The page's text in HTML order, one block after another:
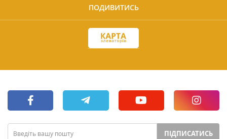
ПОДИВИТИСЬ
ПІДПИСАТИСЬ